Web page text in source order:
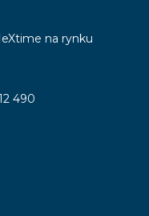
na rynku
490